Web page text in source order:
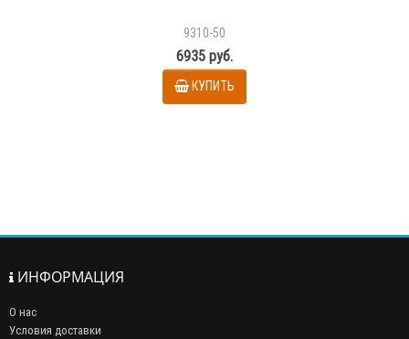
9310-50
6935 руб.
КУПИТЬ
ИНФОРМАЦИЯ
О нас
Условия доставки